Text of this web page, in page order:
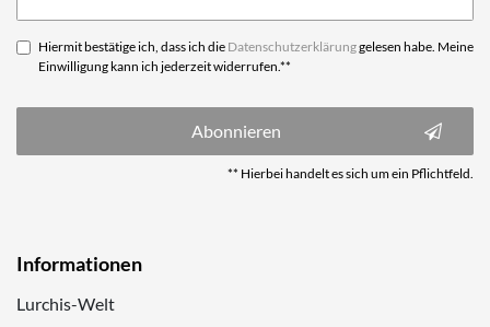
Hiermit bestätige ich, dass ich die Daten­schutz­erklärunggelesen habe. Meine
Einwilligung kann ich jederzeit widerrufen.**
Abonnieren
** Hierbei handelt es sich um ein Pflichtfeld.
Informationen
Lurchis-Welt